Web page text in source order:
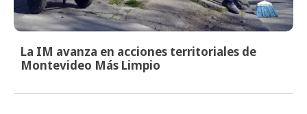
La IM avanza en acciones territoriales de
Montevideo Más Limpio